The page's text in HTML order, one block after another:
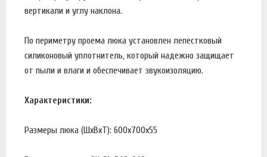
вертикали и углу наклона.
По периметру проема люка установлен лепестковый
силиконовый уплотнитель, который надежно защищает
от пыли и влаги и обеспечивает звукоизоляцию.
Характеристики:
Размеры люка (ШхВхТ): 600х700х55